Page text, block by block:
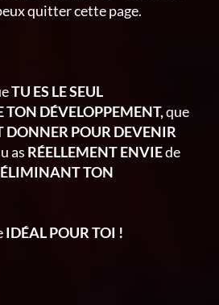
quitter cette page.
TU ES LE SEUL
TON DÉVELOPPEMENT,que
DONNER POUR DEVENIR
as RÉELLEMENT ENVIEde
TON
IDÉAL POUR TOI !